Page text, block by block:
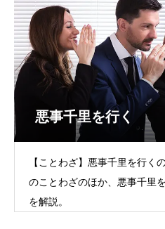
悪事千里を行く
【ことわざ】悪事千里を行く
のことわざのほか、悪事千里
を解説。